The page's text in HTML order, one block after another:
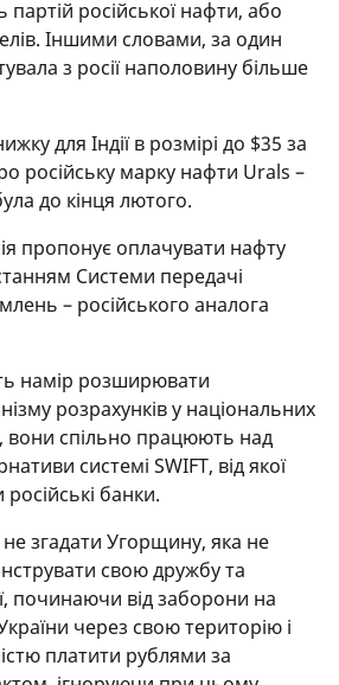
партій російської нафти, або
Іншими словами, за один
з росії наполовину більше
для Індії в розмірі до $35 за
російську марку нафти Urals –
до кінця лютого.
пропонує оплачувати нафту
Системи передачі
– російського аналога
намір розширювати
розрахунків у національних
вони спільно працюють над
системі SWIFT, від якої
банки.
згадати Угорщину, яка не
свою дружбу та
починаючи від заборони на
через свою територію і
платити рублями за